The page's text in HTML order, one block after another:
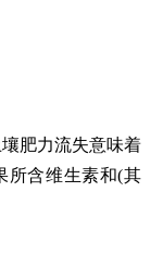
肥力流失意味着
所含维生素和(其